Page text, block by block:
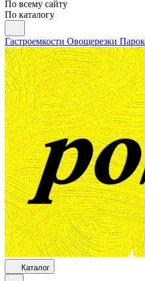
По всему сайту
По каталогу
Гастроемкости Овощерезки
Каталог